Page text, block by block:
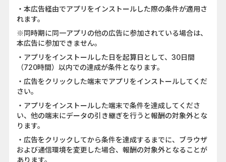
・本広告経由でアプリをインストールした際の条件が適用さ
れます。
※同時期に同一アプリの他の広告に参加されている場合は、
本広告に参加できません。
・アプリをインストールした日を起算日として、30日間
（720時間）以内での達成が条件となります。
・広告をクリックした端末でアプリをインストールしてくだ
さい。
・アプリをインストールした端末で条件を達成してくださ
い、他の端末にデータの引き継ぎを行うと報酬の対象外とな
ります。
・広告をクリックしてから条件を達成するまでに、ブラウザ
および通信環境を変更した場合、報酬の対象外となることが
あります。